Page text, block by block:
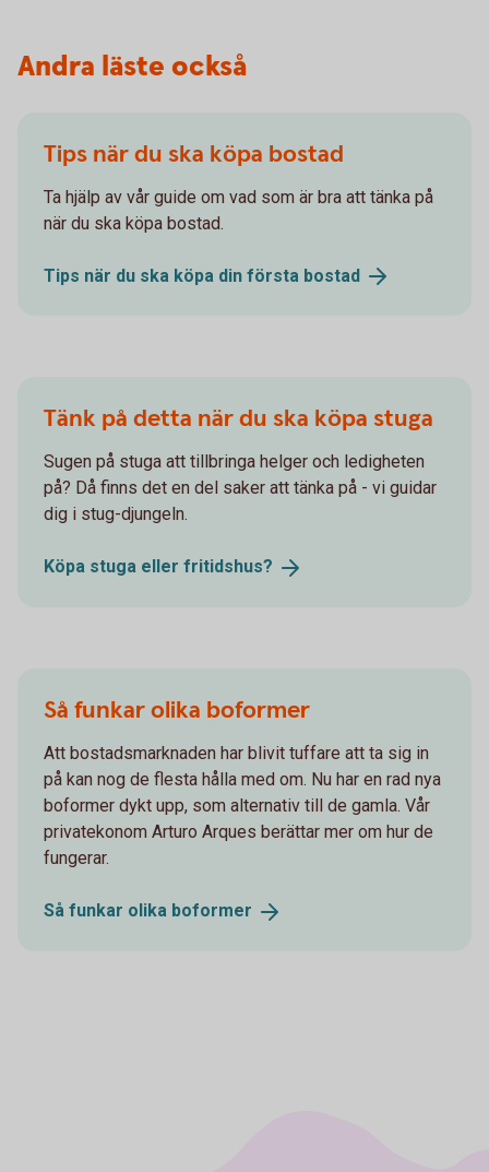
Andra läste också
Tips när du ska köpa bostad
Ta hjälp av vår guide om vad som är bra att tänka på
när du ska köpa bostad.
Tips när du ska köpa din första bostad
Tänk på detta när du ska köpa stuga
Sugen på stuga att tillbringa helger och ledigheten
på? Då finns det en del saker att tänka på - vi guidar
dig i stug-djungeln.
Köpa stuga eller fritidshus?
Så funkar olika boformer
Att bostadsmarknaden har blivit tuffare att ta sig in
på kan nog de flesta hålla med om. Nu har en rad nya
boformer dykt upp, som alternativ till de gamla. Vår
privatekonom Arturo Arques berättar mer om hur de
fungerar.
Så funkar olika boformer